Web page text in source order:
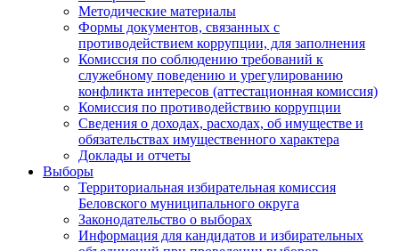
Методические материалы
Формы документов, связанных с
противодействием коррупции, для заполнения
Комиссия по соблюдению требований к
служебному поведению и урегулированию
конфликта интересов (аттестационная комиссия)
Комиссия по противодействию коррупции
Сведения о доходах, расходах, об имуществе и
обязательствах имущественного характера
Доклады и отчеты
Выборы
Территориальная избирательная комиссия
Беловского муниципального округа
Законодательство о выборах
Информация для кандидатов и избирательных